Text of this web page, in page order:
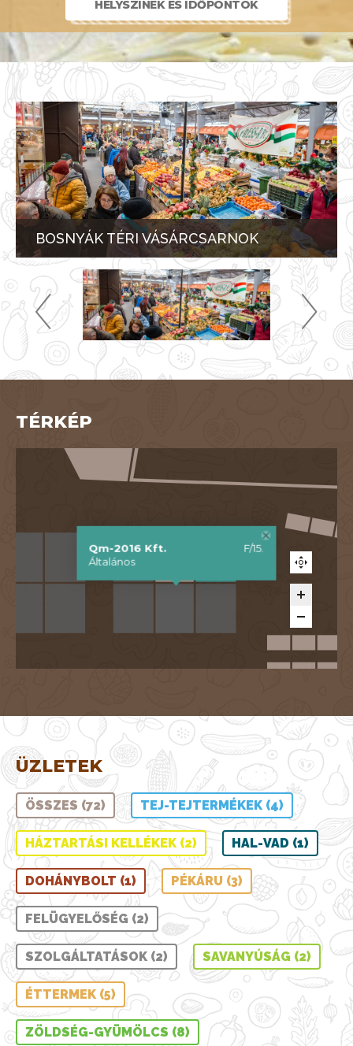
HELYSZÍNEK ÉS IDŐPONTOK
BOSNYÁK TÉRI VÁSÁRCSARNOK
TÉRKÉP
ÜZLETEK
ÖSSZES (72) TEJ-TEJTERMÉKEK (4)
HÁZTARTÁSI KELLÉKEK (2) HAL-VAD (1)
DOHÁNYBOLT (1) PÉKÁRU (3)
FELÜGYELŐSÉG (2)
SZOLGÁLTATÁSOK (2) SAVANYÚSÁG (2)
ÉTTERMEK (5)
ZÖLDSÉG-GYÜMÖLCS (8)